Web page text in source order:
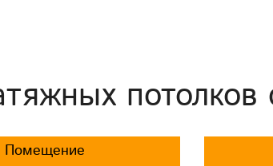
потолков
Помещение